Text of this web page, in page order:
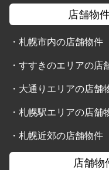
店舗物
・ 札幌市内の店舗物件
・ すすきのエリアの店
・ 大通りエリアの店舗
・ 札幌駅エリアの店舗
・ 札幌近郊の店舗物件
店舗物